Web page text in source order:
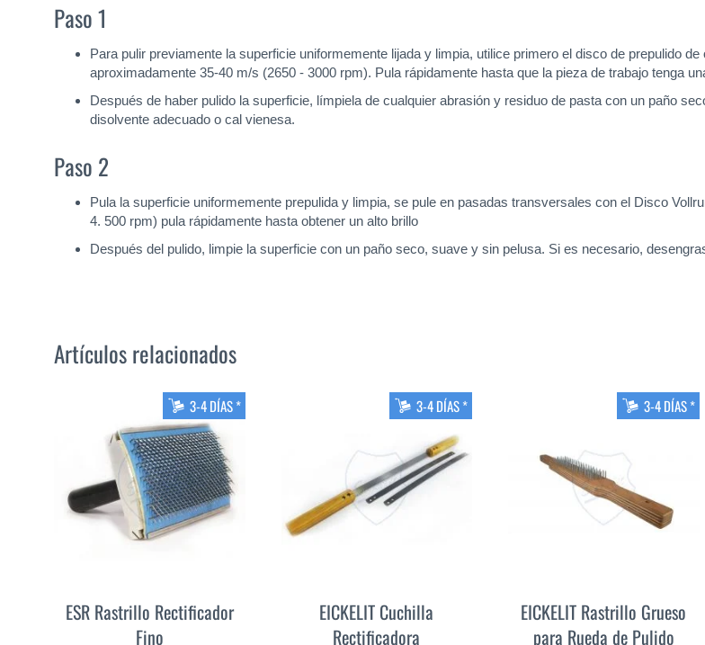
Paso 1
Para pulir previamente la superficie uniformemente lijada y limpia, utilice primero el disco de prepulido
aproximadamente 35-40 m/s (2650 - 3000 rpm). Pula rápidamente hasta que la pieza de trabajo tenga
Después de haber pulido la superficie, límpiela de cualquier abrasión y residuo de pasta con un paño
disolvente adecuado o cal vienesa.
Paso 2
Pula la superficie uniformemente prepulida y limpia, se pule en pasadas transversales con el Disco
4. 500 rpm) pula rápidamente hasta obtener un alto brillo
Después del pulido, limpie la superficie con un paño seco, suave y sin pelusa. Si es necesario,
Artículos relacionados
3-4 DÍAS *
ESR Rastrillo Rectificador
Fino
3-4 DÍAS *
EICKELIT Cuchilla
Rectificadora
3-4 DÍAS *
EICKELIT Rastrillo Grueso
para Rueda de Pulido